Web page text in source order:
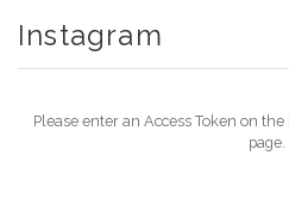
Instagram
Please enter an Access Token on
page.